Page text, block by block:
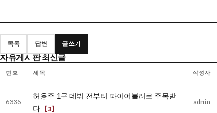
목록 답변 글쓰기
자유게시판 최신글
유
번호 제목 작성자
6336
허용주 1군 데뷔 전부터 파이어볼러로 주목받
다
[3]
admin